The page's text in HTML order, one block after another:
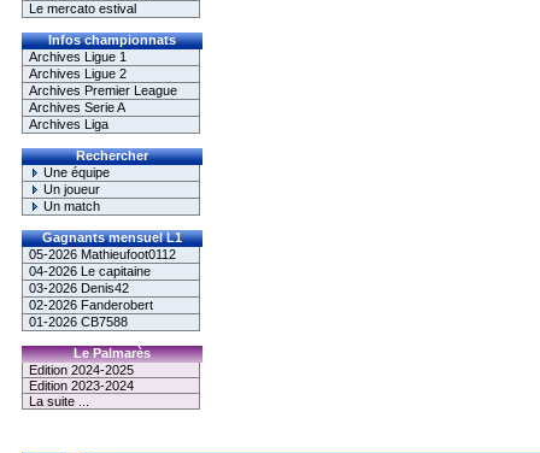
Le mercato estival
Infos championnats
Archives Ligue 1
Archives Ligue 2
Archives Premier League
Archives Serie A
Archives Liga
Rechercher
Une équipe
Un joueur
Un match
Gagnants mensuel L1
05-2026 Mathieufoot0112
04-2026 Le capitaine
03-2026 Denis42
02-2026 Fanderobert
01-2026 CB7588
Le Palmarès
Edition 2024-2025
Edition 2023-2024
La suite ...